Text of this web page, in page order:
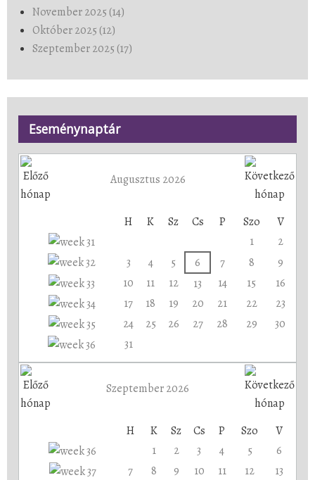
November 2025 (14)
Október 2025 (12)
Szeptember 2025 (17)
Eseménynaptár
Augusztus 2026
H K Sz Cs P Szo
V
1
2
3
4 5 6 7 8
9
10
11 12 13 14 15
16
17
18 19 20 21 22
23
24
25 26 27 28 29
30
31
Szeptember 2026
H K Sz Cs P Szo
V
1
2 3 4 5
6
7
8 9 10 11 12
13